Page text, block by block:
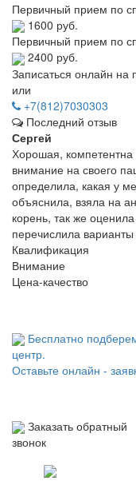
Первичный прием по
1600 руб.
Первичный прием по
2400 руб.
Записаться онлайн на
или
+7(812)7030303
Последний отзыв
Сергей
Хорошая,
внимание на своего
определила, какая у
объяснила, взяла на
корень, так же
перечислила
Квалификация
Внимание
Цена-качество
Бесплатно
центр.
Оставьте онлайн -
Заказать обратный
звонок